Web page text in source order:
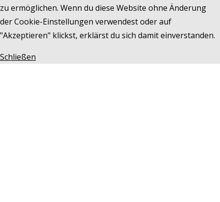
zu ermöglichen. Wenn du diese Website ohne Änderung
der Cookie-Einstellungen verwendest oder auf
"Akzeptieren" klickst, erklärst du sich damit einverstanden.
Schließen